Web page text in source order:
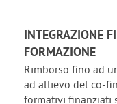
INTEGRAZIONE
FORMAZIONE
Rimborso fino ad
ad allievo del co-
formativi finanziati